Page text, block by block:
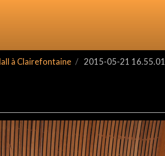
à Clairefontaine 2015-05-21 16.55.01